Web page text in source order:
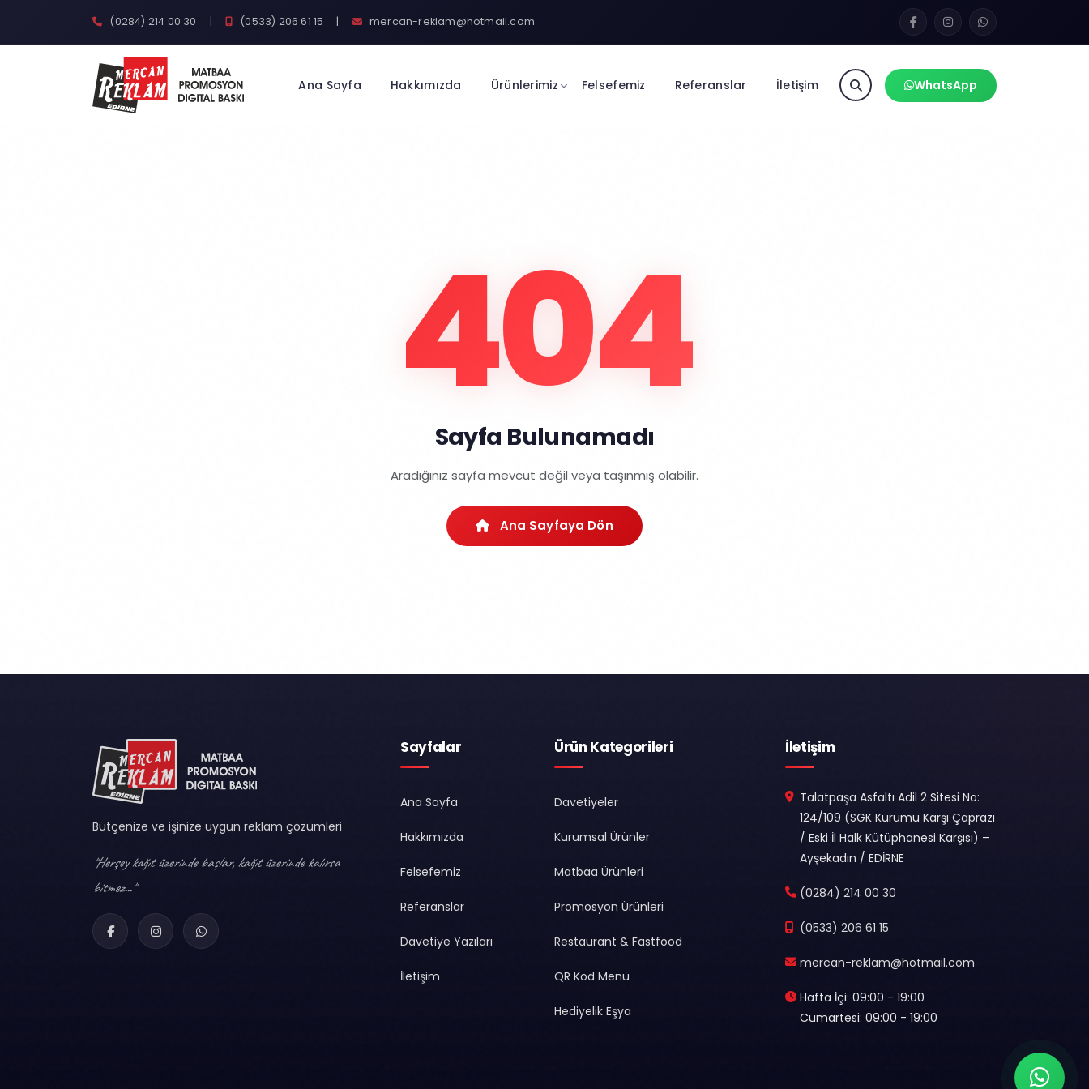
(0284) 214 00 30 | (0533) 206 61 15 | mercan-reklam@hotmail.com
Ana Sayfa Hakkımızda Ürünlerimiz Felsefemiz Referanslar İletişim WhatsApp
404
Sayfa Bulunamadı
Aradığınız sayfa mevcut değil veya taşınmış olabilir.
Ana Sayfaya Dön
Bütçenize ve işinize uygun reklam çözümleri
"Herşey kağıt üzerinde başlar, kağıt üzerinde kalırsa
bitmez..."
Sayfalar
Ana Sayfa
Hakkımızda
Felsefemiz
Referanslar
Davetiye Yazıları
İletişim
Ürün Kategorileri
Davetiyeler
Kurumsal Ürünler
Matbaa Ürünleri
Promosyon Ürünleri
Restaurant & Fastfood
QR Kod Menü
Hediyelik Eşya
İletişim
Talatpaşa Asfaltı Adil 2 Sitesi No:
124/109 (SGK Kurumu Karşı Çaprazı
/ Eski İl Halk Kütüphanesi Karşısı) –
Ayşekadın / EDİRNE
(0284) 214 00 30
(0533) 206 61 15
mercan-reklam@hotmail.com
Hafta İçi: 09:00 - 19:00
Cumartesi: 09:00 - 19:00